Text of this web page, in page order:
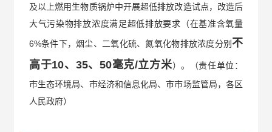
及以上燃用生物质锅炉中开展超低排放改造试点，改造后
大气污染物排放浓度满足超低排放要求（在基准含氧量
6%条件下，烟尘、二氧化硫、氮氧化物排放浓度分别不
高于10、35、50毫克/立方米）。（责任单位：
市生态环境局、市经济和信息化局、市市场监管局，各区
人民政府）